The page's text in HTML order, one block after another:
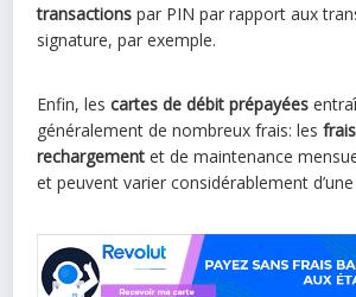
transactions par PIN par rapport aux
signature, par exemple.
Enfin, lescartes de débit prépayées
généralement de nombreux frais: les
rechargement et de maintenance
et peuvent varier considérablement d’une